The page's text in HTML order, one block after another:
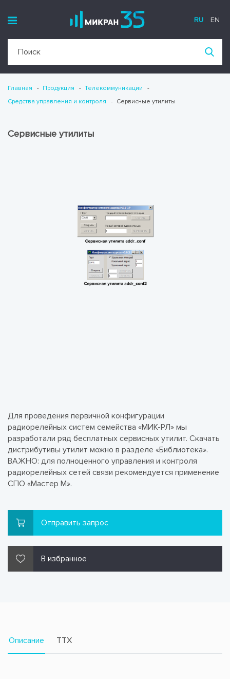
RU EN
Главная Продукция
Телекоммуникации
Средства управления и контроля
Сервисные утилиты
Сервисные утилиты
Для проведения первичной конфигурации
радиорелейных систем семейства «МИК-РЛ» мы
разработали ряд бесплатных сервисных утилит. Скачать
дистрибутивы утилит можно в разделе «Библиотека».
ВАЖНО: для полноценного управления и контроля
радиорелейных сетей связи рекомендуется применение
СПО «Мастер М».
Отправить запрос
В избранное
Описание TTX